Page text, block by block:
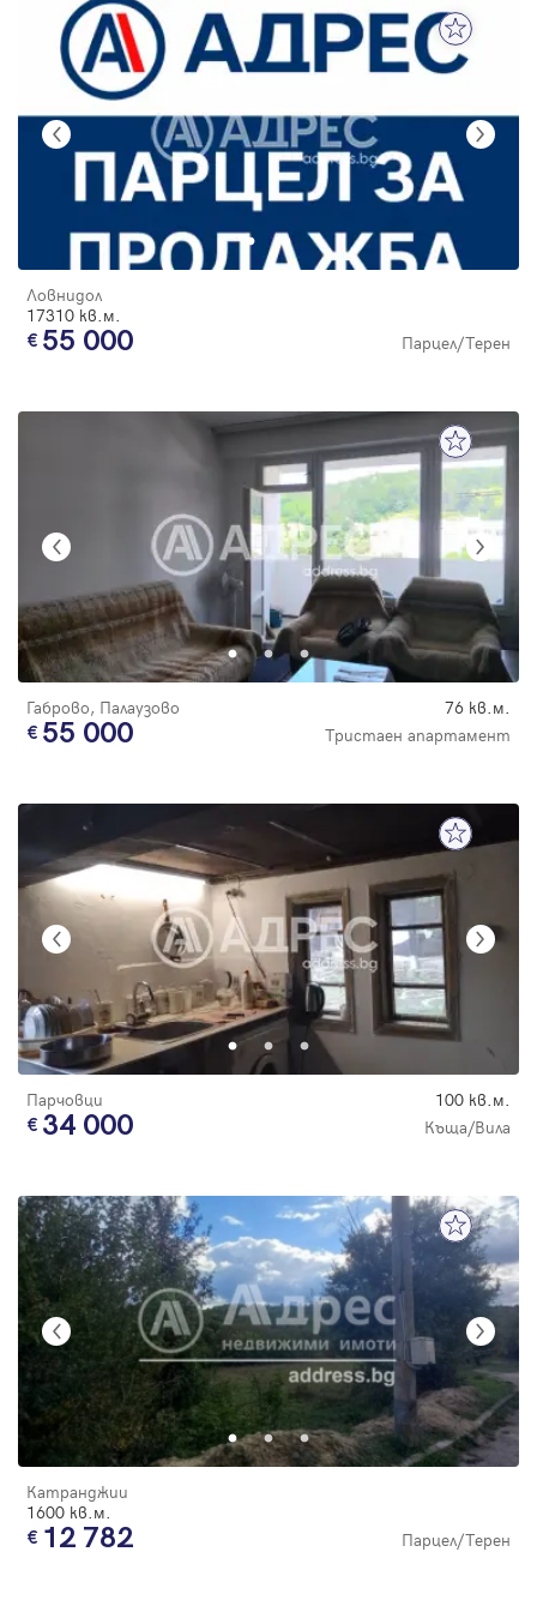
Ловнидол
17310 кв.м.
55 000 Парцел/Терен
Габрово, Палаузово 76 кв.м.
55 000 Тристаен апартамент
Парчовци 100 кв.м.
34 000 Къща/Вила
Катранджии
1600 кв.м.
12 782 Парцел/Терен